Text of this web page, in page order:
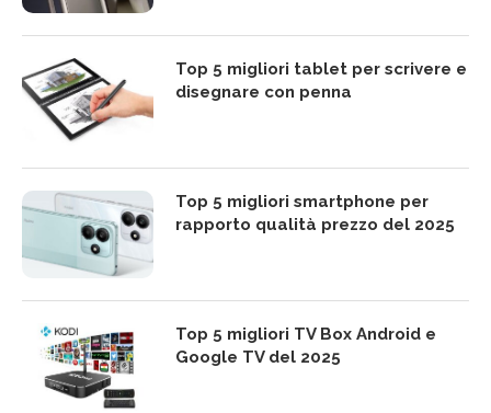
Top 5 migliori tablet per scrivere e
disegnare con penna
Top 5 migliori smartphone per
rapporto qualità prezzo del 2025
Top 5 migliori TV Box Android e
Google TV del 2025